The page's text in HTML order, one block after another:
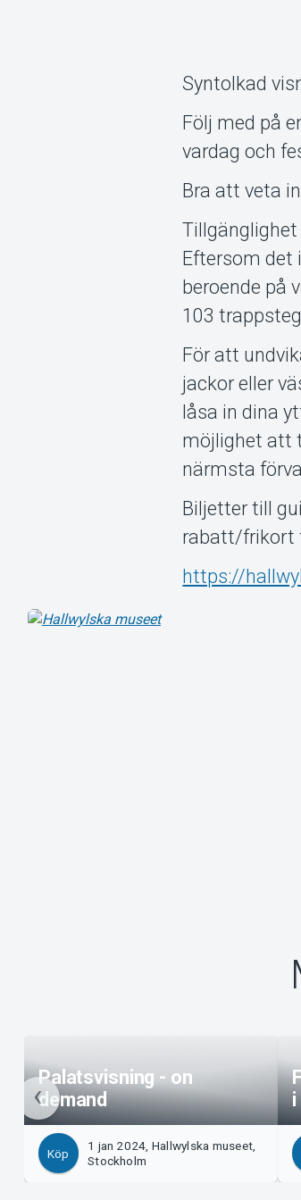
Syntolkad
Följ med på
vardag och
Bra att veta
Eftersom det
beroende på
103
För att
jackor eller
låsa in dina
möjlighet att
närmsta
Biljetter till
rabatt/frikort
https://
Palatsvisning - on
demand
Köp
1 jan 2024, Hallwylska museet,
Stockholm
i